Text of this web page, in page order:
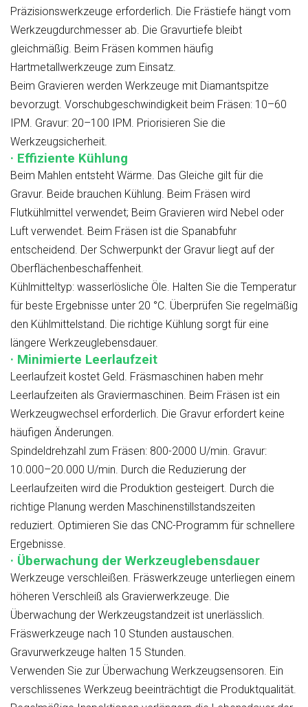
Präzisionswerkzeuge erforderlich. Die Frästiefe hängt vom
Werkzeugdurchmesser ab. Die Gravurtiefe bleibt
gleichmäßig. Beim Fräsen kommen häufig
Hartmetallwerkzeuge zum Einsatz.
Beim Gravieren werden Werkzeuge mit Diamantspitze
bevorzugt. Vorschubgeschwindigkeit beim Fräsen: 10–60
IPM. Gravur: 20–100 IPM. Priorisieren Sie die
Werkzeugsicherheit.
· Effiziente Kühlung
Beim Mahlen entsteht Wärme. Das Gleiche gilt für die
Gravur. Beide brauchen Kühlung. Beim Fräsen wird
Flutkühlmittel verwendet; Beim Gravieren wird Nebel oder
Luft verwendet. Beim Fräsen ist die Spanabfuhr
entscheidend. Der Schwerpunkt der Gravur liegt auf der
Oberflächenbeschaffenheit.
Kühlmitteltyp: wasserlösliche Öle. Halten Sie die Temperatur
für beste Ergebnisse unter 20 °C. Überprüfen Sie regelmäßig
den Kühlmittelstand. Die richtige Kühlung sorgt für eine
längere Werkzeuglebensdauer.
· Minimierte Leerlaufzeit
Leerlaufzeit kostet Geld. Fräsmaschinen haben mehr
Leerlaufzeiten als Graviermaschinen. Beim Fräsen ist ein
Werkzeugwechsel erforderlich. Die Gravur erfordert keine
häufigen Änderungen.
Spindeldrehzahl zum Fräsen: 800-2000 U/min. Gravur:
10.000–20.000 U/min. Durch die Reduzierung der
Leerlaufzeiten wird die Produktion gesteigert. Durch die
richtige Planung werden Maschinenstillstandszeiten
reduziert. Optimieren Sie das CNC-Programm für schnellere
Ergebnisse.
· Überwachung der Werkzeuglebensdauer
Werkzeuge verschleißen. Fräswerkzeuge unterliegen einem
höheren Verschleiß als Gravierwerkzeuge. Die
Überwachung der Werkzeugstandzeit ist unerlässlich.
Fräswerkzeuge nach 10 Stunden austauschen.
Gravurwerkzeuge halten 15 Stunden.
Verwenden Sie zur Überwachung Werkzeugsensoren. Ein
verschlissenes Werkzeug beeinträchtigt die Produktqualität.